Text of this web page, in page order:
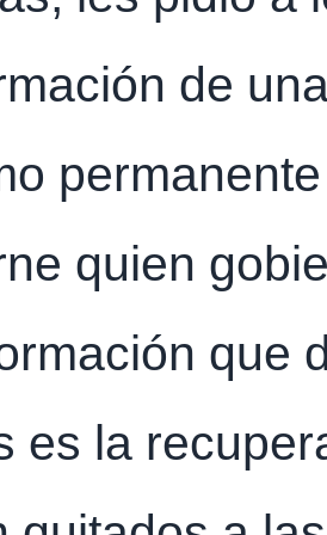
de
quien
que
es la